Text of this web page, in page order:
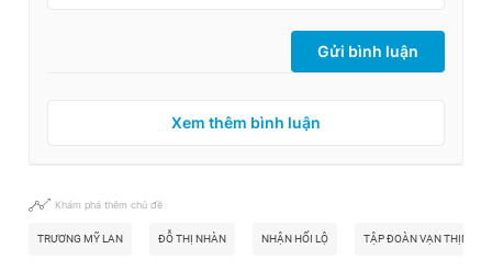
Gửi bình luận
Xem thêm bình luận
Khám phá thêm chủ đề
TRƯƠNG MỸ LAN ĐỖ THỊ NHÀN NHẬN HỐI LỘ TẬP ĐOÀN VẠN THỊNH